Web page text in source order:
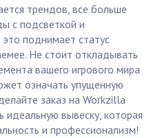
трендов, все больше
с подсветкой и
поднимает статус
Не стоит откладывать
вашего игрового мира
означать упущенную
заказ на Workzilla
идеальную вывеску, которая
и профессионализм!